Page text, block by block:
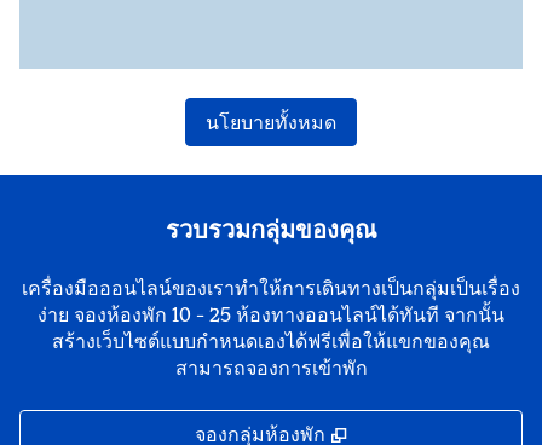
นโยบายทั้งหมด
รวบรวมกลุ่มของคุณ
เครื่องมือออนไลน์ของเราทําให้การเดินทางเป็นกลุ่มเป็นเรื่อง
ง่าย จองห้องพัก 10 - 25 ห้องทางออนไลน์ได้ทันที จากนั้น
สร้างเว็บไซต์แบบกําหนดเองได้ฟรีเพื่อให้แขกของคุณ
สามารถจองการเข้าพัก
จองกลุ่มห้องพัก ,